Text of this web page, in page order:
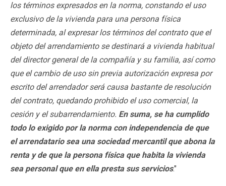
los términos expresados en la norma, constando el uso
exclusivo de la vivienda para una persona física
determinada, al expresar los términos del contrato que el
objeto del arrendamiento se destinará a vivienda habitual
del director general de la compañía y su familia, así como
que el cambio de uso sin previa autorización expresa por
escrito del arrendador será causa bastante de resolución
del contrato, quedando prohibido el uso comercial, la
cesión y el subarrendamiento. En suma, se ha cumplido
todo lo exigido por la norma con independencia de que
el arrendatario sea una sociedad mercantil que abona la
renta y de que la persona física que habita la vivienda
sea personal que en ella presta sus servicios."